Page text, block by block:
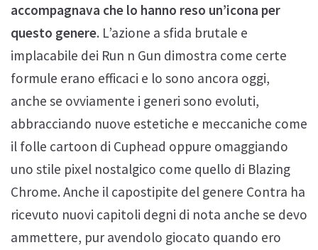
accompagnava che lo hanno reso un’icona per
questo genere. L’azione a sfida brutale e
implacabile dei Run n Gun dimostra come certe
formule erano efficaci e lo sono ancora oggi,
anche se ovviamente i generi sono evoluti,
abbracciando nuove estetiche e meccaniche come
il folle cartoon di Cuphead oppure omaggiando
uno stile pixel nostalgico come quello di Blazing
Chrome. Anche il capostipite del genere Contra ha
ricevuto nuovi capitoli degni di nota anche se devo
ammettere, pur avendolo giocato quando ero